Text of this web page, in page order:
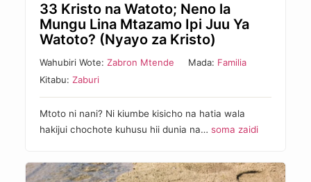
33 Kristo na Watoto; Neno la
Mungu Lina Mtazamo Ipi Juu Ya
Watoto? (Nyayo za Kristo)
Wahubiri Wote:Zabron Mtende Mada: Familia
Kitabu:Zaburi
Mtoto ni nani? Ni kiumbe kisicho na hatia wala
hakijui chochote kuhusu hii dunia na…soma zaidi